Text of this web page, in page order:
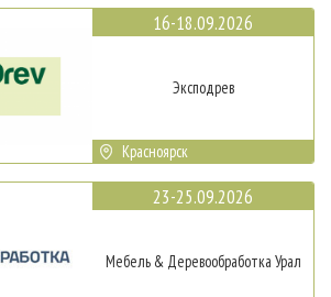
16-18.09.2026
Эксподрев
Красноярск
23-25.09.2026
Мебель & Деревообработка Урал